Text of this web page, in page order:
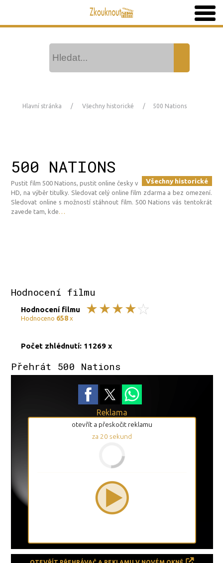
Hlavní stránka Všechny historické 500 Nations
500 NATIONS
Všechny historické
Pustit film 500 Nations, pustit online česky v
HD, na výběr titulky. Sledovat celý online film zdarma a bez omezení.
Sledovat online s možností stáhnout film. 500 Nations vás tentokrát
zavede tam, kde
Hodnocení filmu
Hodnocení filmu
Hodnoceno 658x
Počet zhlédnutí: 11269 x
Přehrát 500 Nations
Reklama
otevřít a přeskočit reklamu
za 20 sekund